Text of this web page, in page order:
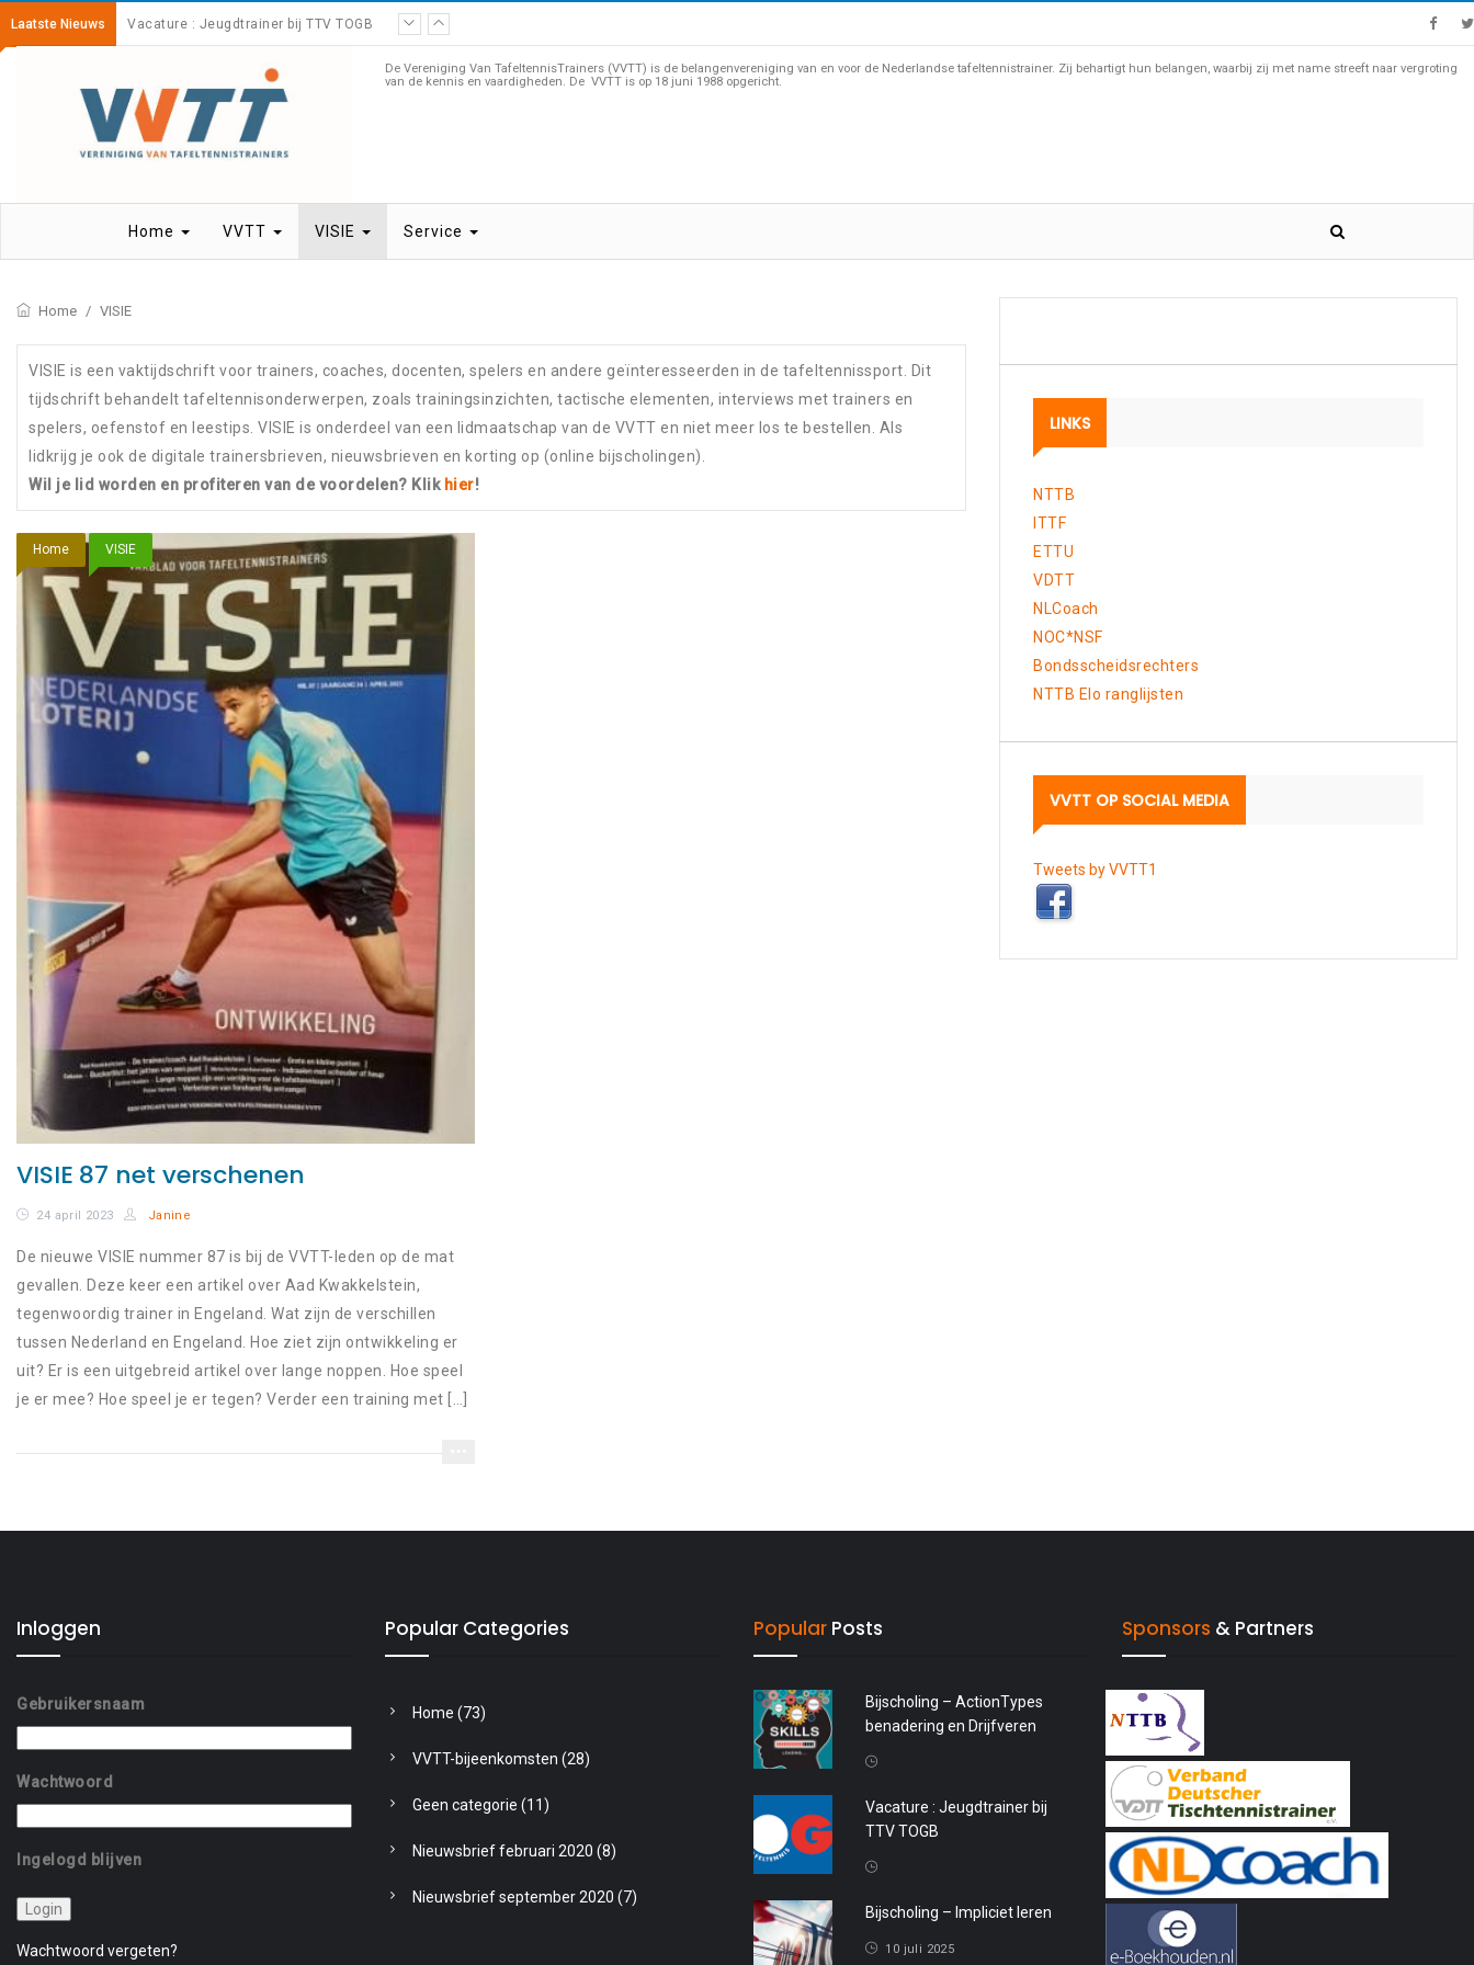
Laatste Nieuws Vacature : Jeugdtrainer bij TTV TOGB
De Vereniging Van TafeltennisTrainers (VVTT) is de belangenvereniging van en voor de Nederlandse tafeltennistrainer. Zij behartigt hun belangen, waarbij zij met name streeft naar vergroting
van de kennis en vaardigheden. De VVTT is op 18 juni 1988 opgericht.
Home VVTT VISIE Service
Home / VISIE
VISIE is een vaktijdschrift voor trainers, coaches, docenten, spelers en andere geïnteresseerden in de tafeltennissport. Dit
tijdschrift behandelt tafeltennisonderwerpen, zoals trainingsinzichten, tactische elementen, interviews met trainers en
spelers, oefenstof en leestips. VISIE is onderdeel van een lidmaatschap van de VVTT en niet meer los te bestellen. Als
lidkrijg je ook de digitale trainersbrieven, nieuwsbrieven en korting op (online bijscholingen).
Wil je lid worden en profiteren van de voordelen? Klik hier!
Home VISIE
VISIE 87 net verschenen
24 april 2023 Janine
De nieuwe VISIE nummer 87 is bij de VVTT-leden op de mat
gevallen. Deze keer een artikel over Aad Kwakkelstein,
tegenwoordig trainer in Engeland. Wat zijn de verschillen
tussen Nederland en Engeland. Hoe ziet zijn ontwikkeling er
uit? Er is een uitgebreid artikel over lange noppen. Hoe speel
je er mee? Hoe speel je er tegen? Verder een training met […]
LINKS
NTTB
ITTF
ETTU
VDTT
NLCoach
NOC*NSF
Bondsscheidsrechters
NTTB Elo ranglijsten
VVTT OP SOCIAL MEDIA
Tweets by VVTT1
Inloggen
Gebruikersnaam
Wachtwoord
Ingelogd blijven
Wachtwoord vergeten?
Popular Categories
Home (73)
VVTT-bijeenkomsten (28)
Geen categorie (11)
Nieuwsbrief februari 2020 (8)
Nieuwsbrief september 2020 (7)
Popular Posts
Bijscholing – ActionTypes
benadering en Drijfveren
Vacature : Jeugdtrainer bij
TTV TOGB
Bijscholing – Impliciet leren
10 juli 2025
Sponsors & Partners